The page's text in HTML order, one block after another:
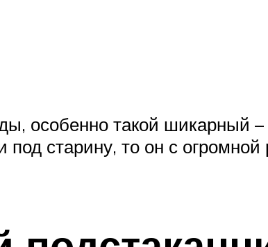
особенно такой шикарный
старину, то он с